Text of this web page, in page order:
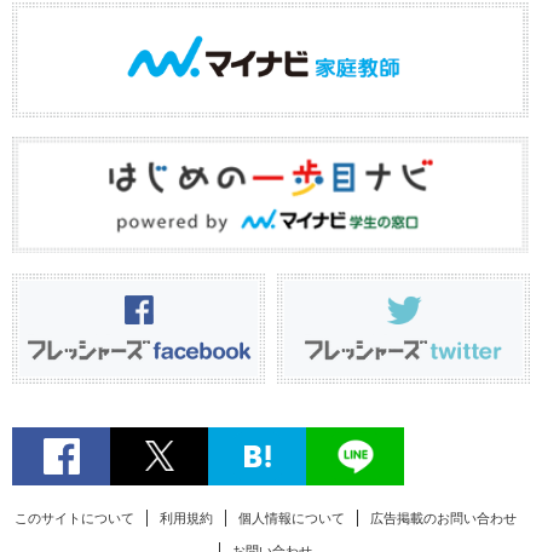
このサイトについて 利用規約 個人情報について 広告掲載のお問い合わせ